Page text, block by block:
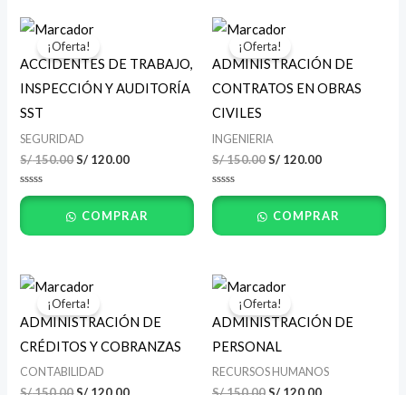
¡Oferta!
ACCIDENTES DE TRABAJO,
INSPECCIÓN Y AUDITORÍA
SST
SEGURIDAD
S/150.00
El
precio
original
era:
S/ 150.00.
S/ 120.00
es:
S/ 120.00.
Valorado
con
de
5
COMPRAR
¡Oferta!
ADMINISTRACIÓN DE
CONTRATOS EN OBRAS
CIVILES
INGENIERIA
S/150.00
El
precio
original
era:
S/ 150.00.
S/ 120.00
es:
S/ 120.00.
Valorado
con
de
5
COMPRAR
¡Oferta!
ADMINISTRACIÓN DE
CRÉDITOS Y COBRANZAS
CONTABILIDAD
El
precio
original
era:
S/ 150.00.
es:
S/ 120.00.
¡Oferta!
ADMINISTRACIÓN DE
PERSONAL
RECURSOS HUMANOS
El
precio
original
era:
S/ 150.00.
es: